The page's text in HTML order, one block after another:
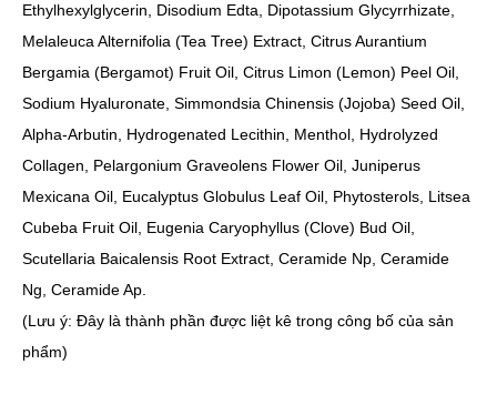
Ethylhexylglycerin, Disodium Edta, Dipotassium Glycyrrhizate,
Melaleuca Alternifolia (Tea Tree) Extract, Citrus Aurantium
Bergamia (Bergamot) Fruit Oil, Citrus Limon (Lemon) Peel Oil,
Sodium Hyaluronate, Simmondsia Chinensis (Jojoba) Seed Oil,
Alpha-Arbutin, Hydrogenated Lecithin, Menthol, Hydrolyzed
Collagen, Pelargonium Graveolens Flower Oil, Juniperus
Mexicana Oil, Eucalyptus Globulus Leaf Oil, Phytosterols, Litsea
Cubeba Fruit Oil, Eugenia Caryophyllus (Clove) Bud Oil,
Scutellaria Baicalensis Root Extract, Ceramide Np, Ceramide
Ng, Ceramide Ap.
(Lưu ý: Đây là thành phần được liệt kê trong công bố của sản
phẩm)